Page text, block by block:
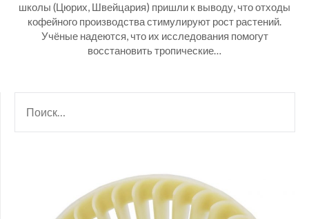
школы (Цюрих, Швейцария) пришли к выводу, что отходы
кофейного производства стимулируют рост растений.
Учёные надеются, что их исследования помогут
восстановить тропические…